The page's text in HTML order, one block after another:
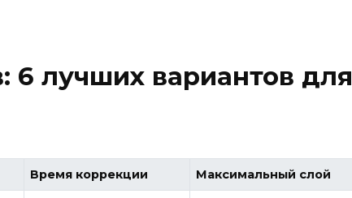
6 лучших вариантов
Время коррекции Максимальный слой